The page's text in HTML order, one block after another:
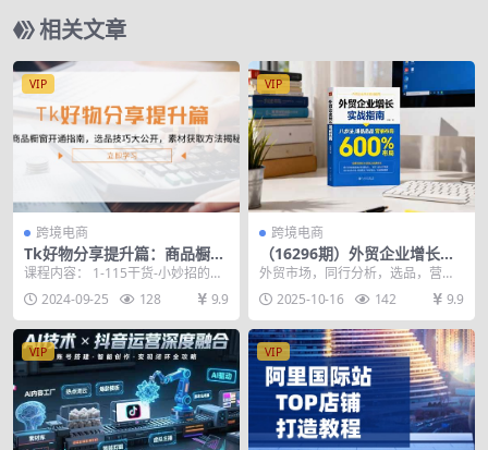
相关文章
VIP
跨境电商
Tk好物分享提升篇：商品橱窗
开通指南，选品技巧大公开，
课程内容： 1-115干货-小妙招的制
作 2-116干货-生活小妙招如何正确
发布...2024-09-25 128 9.9
VIP
跨境电商
（16296期）外贸企业增长实
战指南，八步法、爆品选品、
外贸市场，同行分析，选品，营
销，团队管理，企业文化打造构建
企业体系，帮助企业拉伸...
2025-10-16 142 9.9
VIP VIP